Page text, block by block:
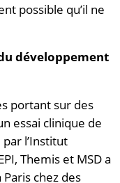
possible qu’il ne
développement
portant sur des
essai clinique de
l’Institut
Themis et MSD a
Paris chez des